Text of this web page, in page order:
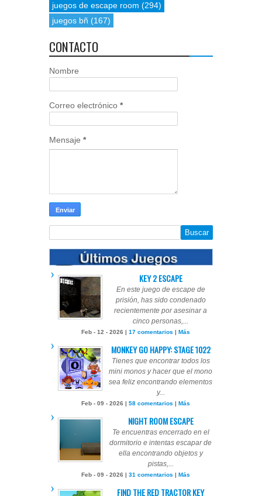
juegos de escape room (294)
juegos bñ (167)
CONTACTO
Nombre
Correo electrónico *
Mensaje *
KEY 2 ESCAPE
En este juego de escape de
prisión, has sido condenado
recientemente por asesinar a
cinco personas,...
Feb - 12 - 2026 | 17 comentarios | Más
MONKEY GO HAPPY: STAGE 1022
Tienes que encontrar todos los
mini monos y hacer que el mono
sea feliz encontrando elementos
y...
Feb - 09 - 2026 | 58 comentarios | Más
NIGHT ROOM ESCAPE
Te encuentras encerrado en el
dormitorio e intentas escapar de
ella encontrando objetos y
pistas,...
Feb - 09 - 2026 | 31 comentarios | Más
FIND THE RED TRACTOR KEY